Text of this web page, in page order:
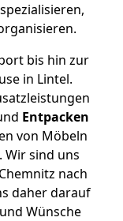
bis hin zur
in Lintel.
Entpacken
von Möbeln
Wir sind uns
nach
daher darauf
Wünsche